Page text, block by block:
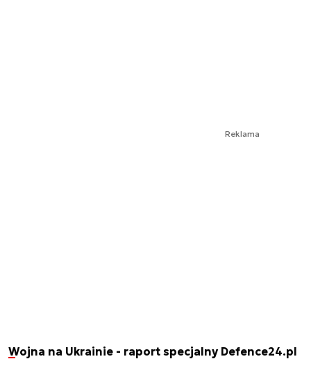
Reklama
Wojna na Ukrainie - raport specjalny Defence24.pl